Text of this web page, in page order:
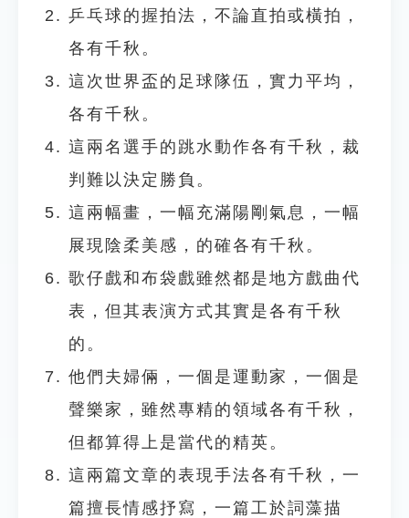
乒乓球的握拍法，不論直拍或橫拍，
各有千秋。
這次世界盃的足球隊伍，實力平均，
各有千秋。
這兩名選手的跳水動作各有千秋，裁
判難以決定勝負。
這兩幅畫，一幅充滿陽剛氣息，一幅
展現陰柔美感，的確各有千秋。
歌仔戲和布袋戲雖然都是地方戲曲代
表，但其表演方式其實是各有千秋
的。
他們夫婦倆，一個是運動家，一個是
聲樂家，雖然專精的領域各有千秋，
但都算得上是當代的精英。
這兩篇文章的表現手法各有千秋，一
篇擅長情感抒寫，一篇工於詞藻描